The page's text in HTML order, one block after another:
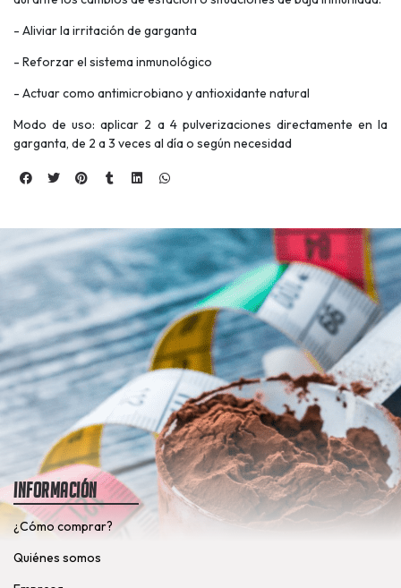
- Aliviar la irritación de garganta
- Reforzar el sistema inmunológico
- Actuar como antimicrobiano y antioxidante natural
Modo de uso: aplicar 2 a 4 pulverizaciones directamente en la
garganta, de 2 a 3 veces al día o según necesidad
Información
¿Cómo comprar?
Quiénes somos